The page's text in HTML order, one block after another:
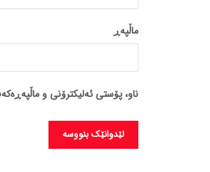
ماڵپه‌ڕ
ناو، پۆستی ئەلیکترۆنی و